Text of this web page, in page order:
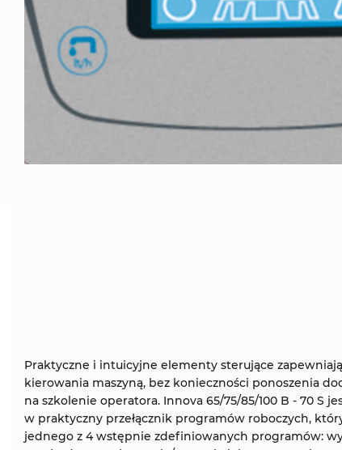
Praktyczne i intuicyjne elementy sterujące
kierowania maszyną, bez konieczności ponoszenia
na szkolenie operatora. Innova 65/75/85/100 B - 70 S
w praktyczny przełącznik programów roboczych,
jednego z 4 wstępnie zdefiniowanych programów: